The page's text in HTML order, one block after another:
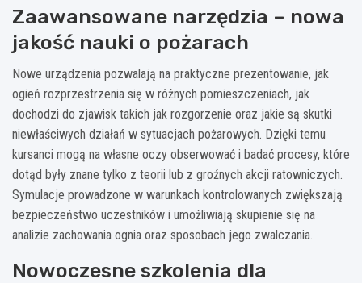
Zaawansowane narzędzia – nowa
jakość nauki o pożarach
Nowe urządzenia pozwalają na praktyczne prezentowanie, jak
ogień rozprzestrzenia się w różnych pomieszczeniach, jak
dochodzi do zjawisk takich jak rozgorzenie oraz jakie są skutki
niewłaściwych działań w sytuacjach pożarowych. Dzięki temu
kursanci mogą na własne oczy obserwować i badać procesy, które
dotąd były znane tylko z teorii lub z groźnych akcji ratowniczych.
Symulacje prowadzone w warunkach kontrolowanych zwiększają
bezpieczeństwo uczestników i umożliwiają skupienie się na
analizie zachowania ognia oraz sposobach jego zwalczania.
Nowoczesne szkolenia dla